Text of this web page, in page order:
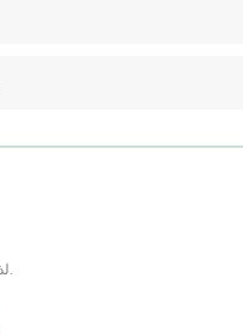
لذا أرسل لنا خطًا من خلال ملء النموذج أدناه أو الطريقة المفضلة لديك.